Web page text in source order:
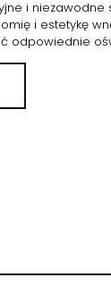
i niezawodne
i estetykę
odpowiednie